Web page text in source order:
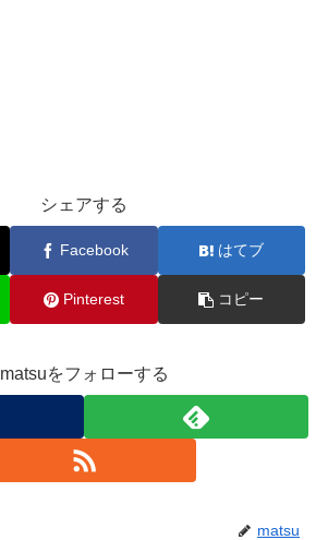
シェアする
Facebook はてブ
Pinterest コピー
matsuをフォローする
matsu